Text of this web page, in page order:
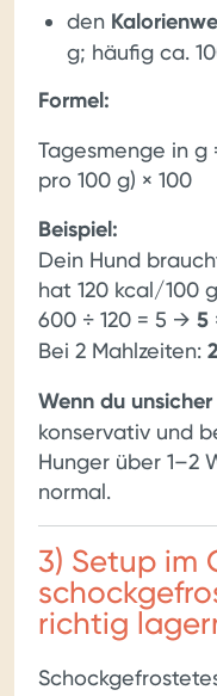
den
g; häufig ca.
Formel:
Tagesmenge in g
pro 100 g) × 100
Beispiel:
Dein Hund
hat 120 kcal/100
600 ÷ 120 = 5 → 5
Bei 2 Mahlzeiten:
Wenn du
konservativ und
Hunger über 1–2
normal.
3) Setup im
richtig